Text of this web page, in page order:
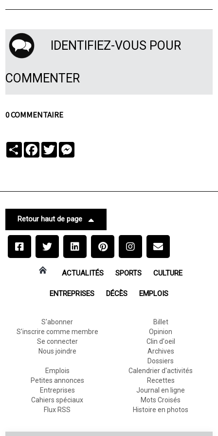
IDENTIFIEZ-VOUS POUR
COMMENTER
0 COMMENTAIRE
PartagerFacebook
Twitter
Retour haut de page
ACTUALITÉS SPORTS CULTURE
ENTREPRISES DÉCÈS EMPLOIS
S'abonner
S'inscrire comme membre
Se connecter
Nous joindre
Billet
Opinion
Clin d'oeil
Archives
Dossiers
Emplois
Petites annonces
Entreprises
Cahiers spéciaux
Flux RSS
Calendrier d'activités
Recettes
Journal en ligne
Mots Croisés
Histoire en photos